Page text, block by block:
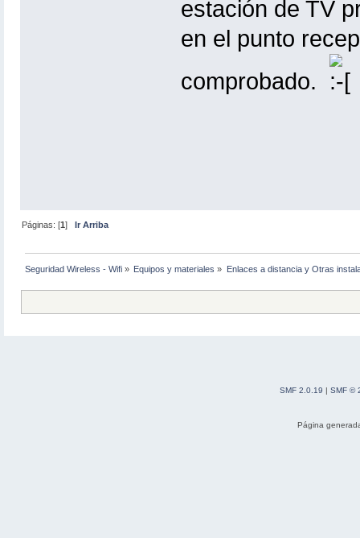
estación de TV
en el punto
comprobado.
Páginas: [1] Ir Arriba
Seguridad Wireless - Wifi » Equipos y materiales » Enlaces a distancia y Otras
SMF 2.0.19
SMF ©
Página